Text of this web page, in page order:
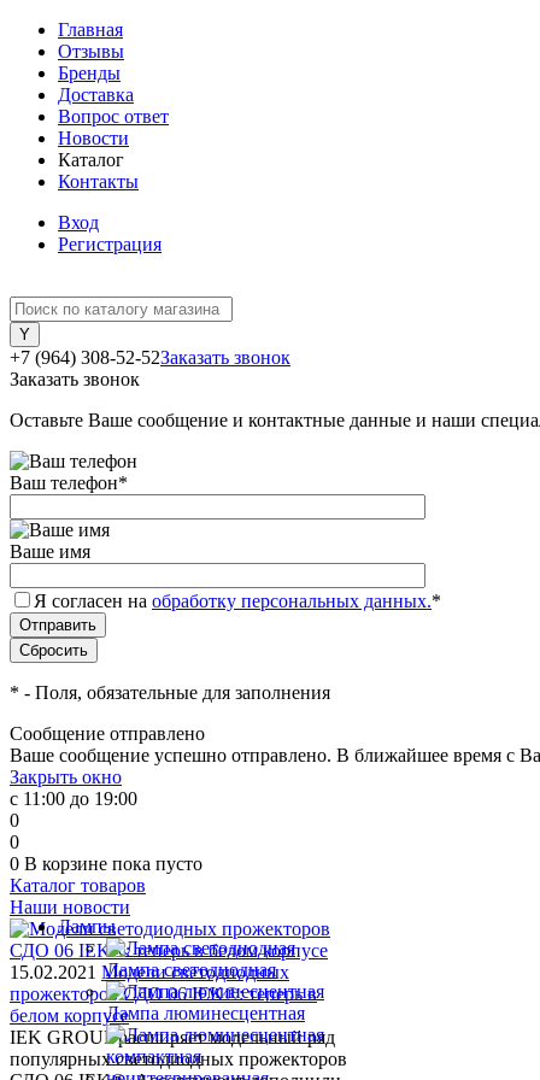
Главная
Отзывы
Бренды
Доставка
Вопрос ответ
Новости
Каталог
Контакты
Вход
Регистрация
+7 (964) 308-52-52Заказать звонок
Заказать звонок
Оставьте Ваше сообщение и контактные данные и наши
Ваш телефон*
Ваше имя
Я согласен на обработку персональных данных.*
* - Поля, обязательные для заполнения
Сообщение отправлено
Ваше сообщение успешно отправлено. В ближайшее время с
Закрыть окно
с 11:00 до 19:00
0
0
0 В корзине пока пусто
Каталог товаров
Лампы
Лампа светодиодная
Лампа люминесцентная
Наши новости
15.02.2021 Модели светодиодных
прожекторов СДО 06 IEK®: теперь в
белом корпусе
IEK GROUP расширяет модельный ряд
популярных светодиодных прожекторов